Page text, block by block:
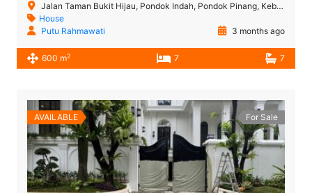
Jalan Taman Bukit Hijau, Pondok Indah, Pondok Pinang, Kebayoran Lama, Jakarta Selatan, Daerah Khusus Ibukota Jakarta, Jawa, 12310, Indonesia
House
Putu Rahmawati
3 months ago
600 m2 7 7
AVAILABLE For Sale